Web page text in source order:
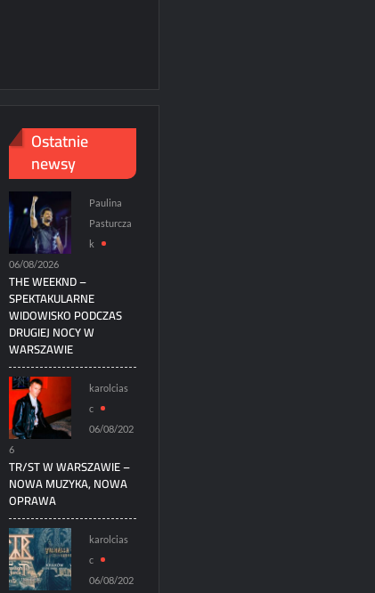
Ostatnie
newsy
Paulina
Pasturcza
k
06/08/2026
THE WEEKND –
SPEKTAKULARNE
WIDOWISKO PODCZAS
DRUGIEJ NOCY W
WARSZAWIE
karolcias
c
06/08/202
6
TR/ST W WARSZAWIE –
NOWA MUZYKA, NOWA
OPRAWA
karolcias
c
06/08/202